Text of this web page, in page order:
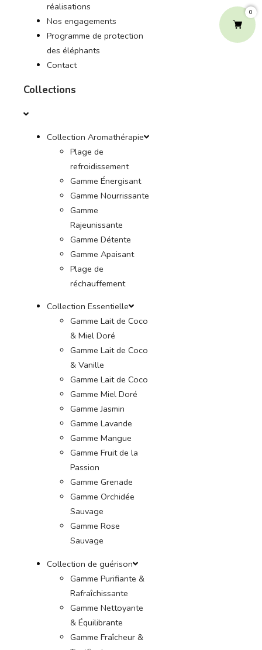
0
réalisations
Nos engagements
Programme de protection
des éléphants
Contact
Collections
Collection Aromathérapie
Plage de
refroidissement
Gamme Énergisant
Gamme Nourrissante
Gamme
Rajeunissante
Gamme Détente
Gamme Apaisant
Plage de
réchauffement
Collection Essentielle
Gamme Lait de Coco
& Miel Doré
Gamme Lait de Coco
& Vanille
Gamme Lait de Coco
Gamme Miel Doré
Gamme Jasmin
Gamme Lavande
Gamme Mangue
Gamme Fruit de la
Passion
Gamme Grenade
Gamme Orchidée
Sauvage
Gamme Rose
Sauvage
Collection de guérison
Gamme Purifiante &
Rafraîchissante
Gamme Nettoyante
& Équilibrante
Gamme Fraîcheur &